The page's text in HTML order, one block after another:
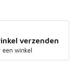
verzenden
een winkel